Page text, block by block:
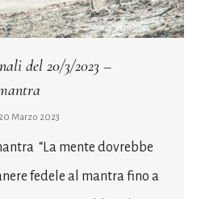
del 20/3/2023 –
20 Marzo 2023
“La mente dovrebbe
fedele al mantra fino a